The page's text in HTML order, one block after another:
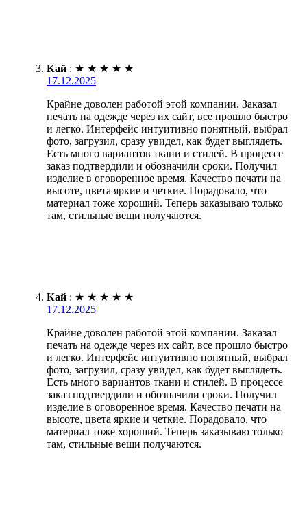
Кай : ★ ★ ★ ★ ★
17.12.2025
Крайне доволен работой этой компании. Заказал
печать на одежде через их сайт, все прошло быстро
и легко. Интерфейс интуитивно понятный, выбрал
фото, загрузил, сразу увидел, как будет выглядеть.
Есть много вариантов ткани и стилей. В процессе
заказ подтвердили и обозначили сроки. Получил
изделие в оговоренное время. Качество печати на
высоте, цвета яркие и четкие. Порадовало, что
материал тоже хороший. Теперь заказываю только
там, стильные вещи получаются.
Кай : ★ ★ ★ ★ ★
17.12.2025
Крайне доволен работой этой компании. Заказал
печать на одежде через их сайт, все прошло быстро
и легко. Интерфейс интуитивно понятный, выбрал
фото, загрузил, сразу увидел, как будет выглядеть.
Есть много вариантов ткани и стилей. В процессе
заказ подтвердили и обозначили сроки. Получил
изделие в оговоренное время. Качество печати на
высоте, цвета яркие и четкие. Порадовало, что
материал тоже хороший. Теперь заказываю только
там, стильные вещи получаются.